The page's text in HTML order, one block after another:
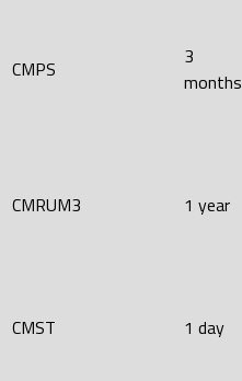
CMPS
3
months
CMRUM3 1 year
CMST 1 day